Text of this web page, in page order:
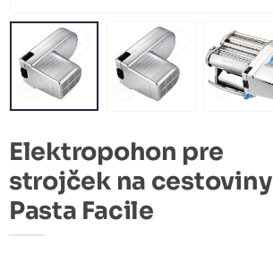
Elektropohon pre
strojček na cestoviny
Pasta Facile